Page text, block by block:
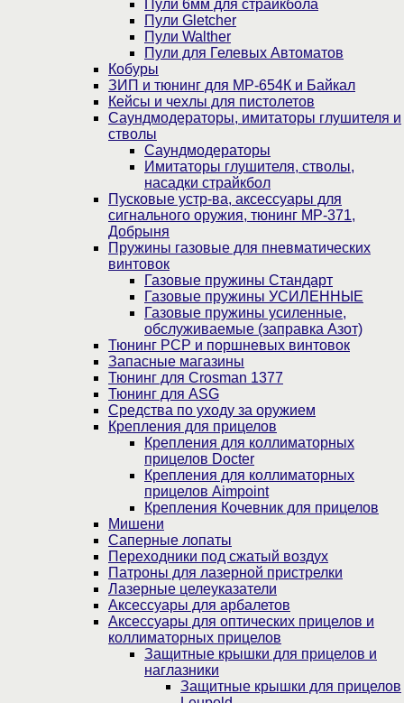
Пули 6мм для страйкбола
Пули Gletcher
Пули Walther
Пули для Гелевых Автоматов
Кобуры
ЗИП и тюнинг для МР-654К и Байкал
Кейсы и чехлы для пистолетов
Саундмодераторы, имитаторы глушителя и
стволы
Саундмодераторы
Имитаторы глушителя, стволы,
насадки страйкбол
Пусковые устр-ва, аксессуары для
сигнального оружия, тюнинг МР-371,
Добрыня
Пружины газовые для пневматических
винтовок
Газовые пружины Стандарт
Газовые пружины УСИЛЕННЫЕ
Газовые пружины усиленные,
обслуживаемые (заправка Азот)
Тюнинг PCP и поршневых винтовок
Запасные магазины
Тюнинг для Crosman 1377
Тюнинг для ASG
Средства по уходу за оружием
Крепления для прицелов
Крепления для коллиматорных
прицелов Docter
Крепления для коллиматорных
прицелов Aimpoint
Крепления Кочевник для прицелов
Мишени
Саперные лопаты
Переходники под сжатый воздух
Патроны для лазерной пристрелки
Лазерные целеуказатели
Аксессуары для арбалетов
Аксессуары для оптических прицелов и
коллиматорных прицелов
Защитные крышки для прицелов и
наглазники
Защитные крышки для прицелов